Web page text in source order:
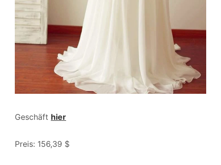
Geschäft hier
Preis: 156,39 $